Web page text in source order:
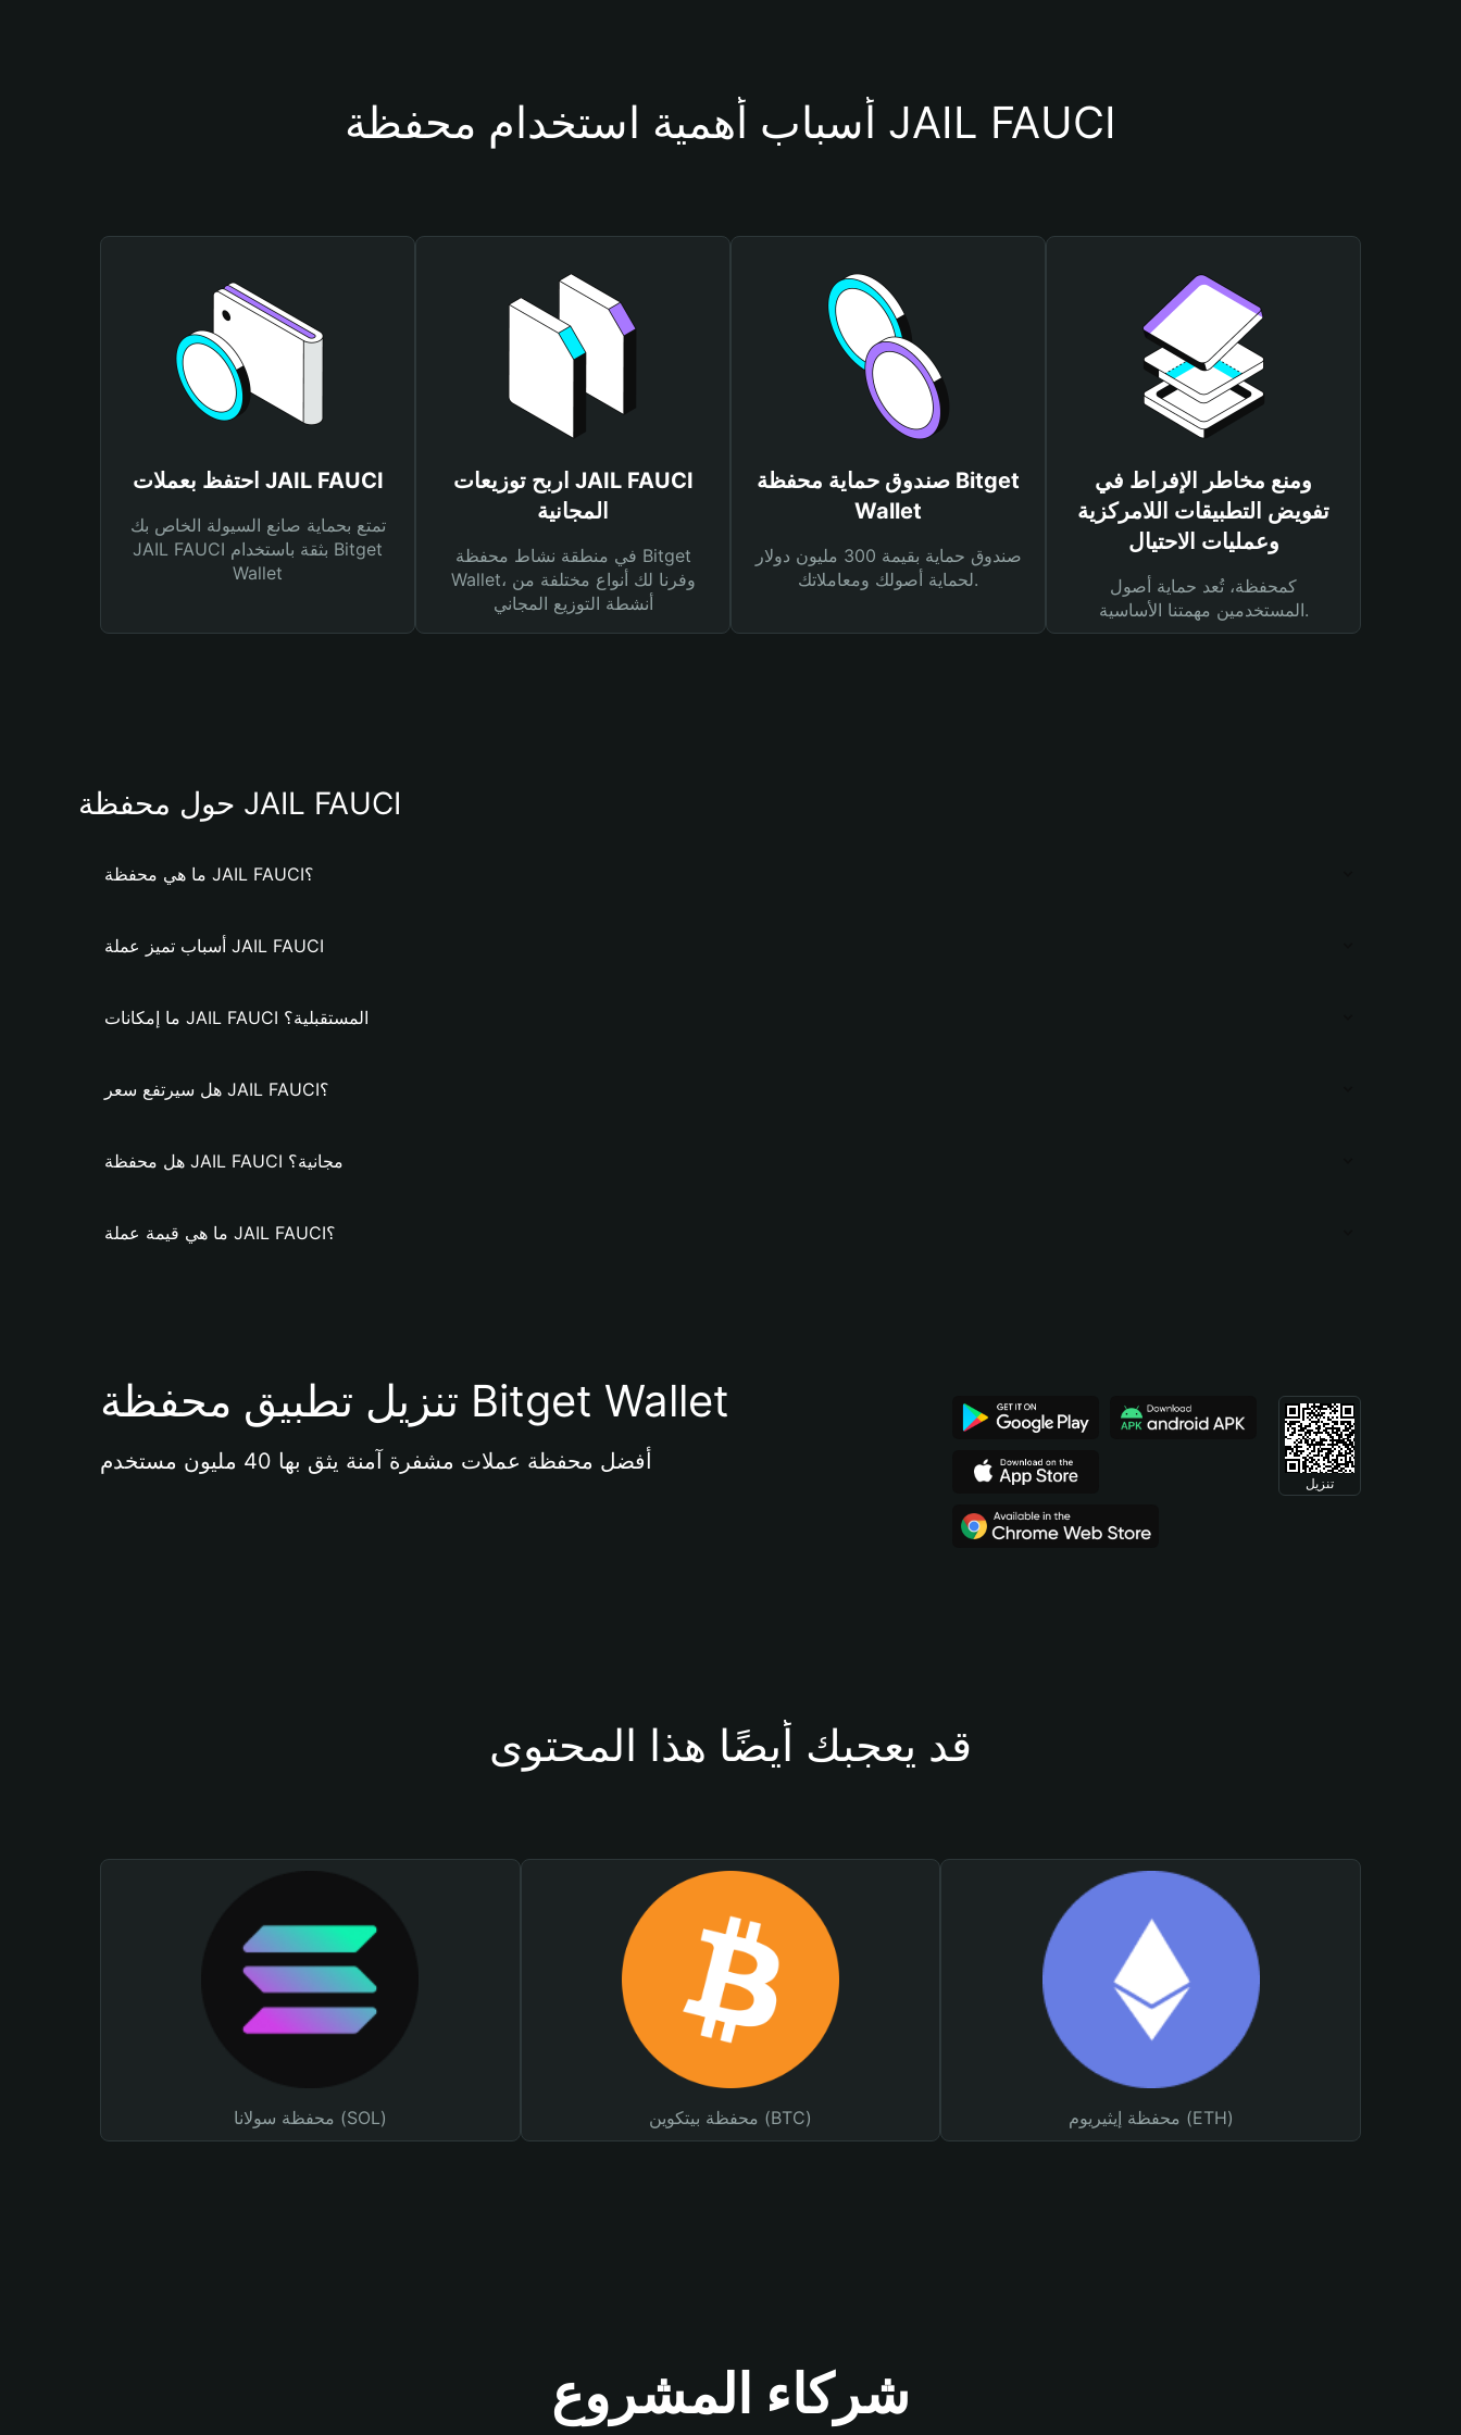
أسباب أهمية استخدام محفظة JAIL FAUCI
احتفظ بعملات JAIL FAUCI
تمتع بحماية صانع السيولة الخاص بك
JAIL FAUCI بثقة باستخدام Bitget
Wallet
اربح توزيعات JAIL FAUCI
المجانية
في منطقة نشاط محفظة Bitget
Wallet، وفرنا لك أنواع مختلفة من
أنشطة التوزيع المجاني
صندوق حماية محفظة Bitget
Wallet
صندوق حماية بقيمة 300 مليون دولار
لحماية أصولك ومعاملاتك.
ومنع مخاطر الإفراط في
تفويض التطبيقات اللامركزية
وعمليات الاحتيال
كمحفظة، تُعد حماية أصول
المستخدمين مهمتنا الأساسية.
حول محفظة JAIL FAUCI
ما هي محفظة JAIL FAUCI؟
أسباب تميز عملة JAIL FAUCI
ما إمكانات JAIL FAUCI المستقبلية؟
هل سيرتفع سعر JAIL FAUCI؟
هل محفظة JAIL FAUCI مجانية؟
ما هي قيمة عملة JAIL FAUCI؟
تنزيل تطبيق محفظة Bitget Wallet
أفضل محفظة عملات مشفرة آمنة يثق بها 40 مليون مستخدم
تنزيل
قد يعجبك أيضًا هذا المحتوى
محفظة سولانا (SOL) محفظة بيتكوين (BTC) محفظة إيثيريوم (ETH)
شركاء المشروع